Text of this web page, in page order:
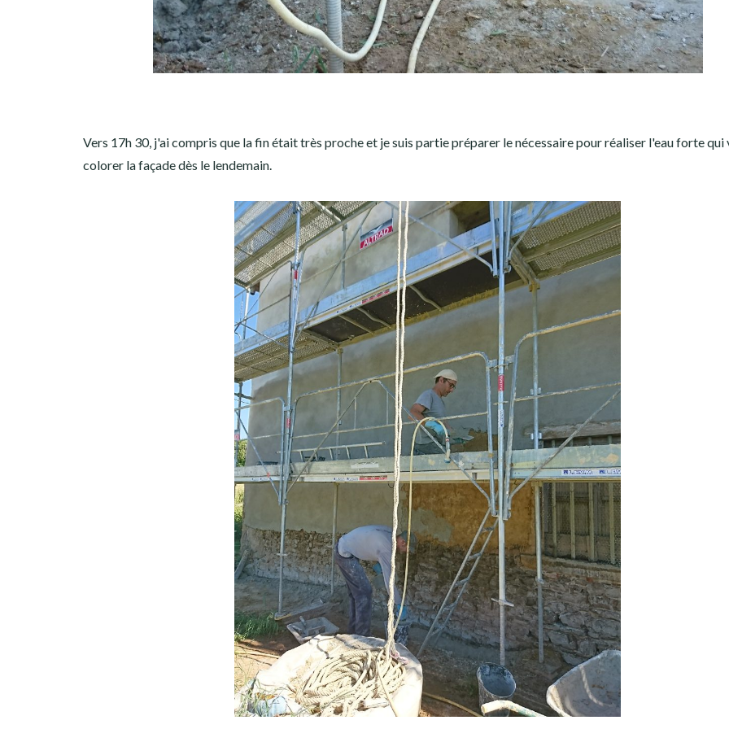
Vers 17h 30, j'ai compris que la fin était très proche et je suis partie préparer le nécessaire pour réaliser l'eau forte qui
colorer la façade dès le lendemain.